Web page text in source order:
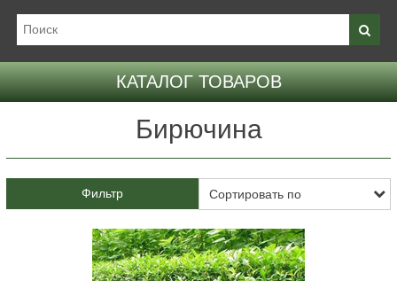
КАТАЛОГ ТОВАРОВ
Бирючина
Фильтр